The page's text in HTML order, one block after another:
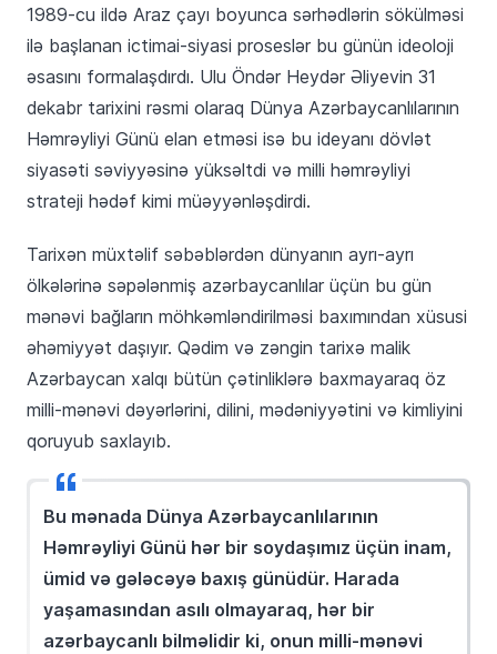
1989-cu ildə Araz çayı boyunca sərhədlərin sökülməsi
ilə başlanan ictimai-siyasi proseslər bu günün ideoloji
əsasını formalaşdırdı. Ulu Öndər Heydər Əliyevin 31
dekabr tarixini rəsmi olaraq Dünya Azərbaycanlılarının
Həmrəyliyi Günü elan etməsi isə bu ideyanı dövlət
siyasəti səviyyəsinə yüksəltdi və milli həmrəyliyi
strateji hədəf kimi müəyyənləşdirdi.
Tarixən müxtəlif səbəblərdən dünyanın ayrı-ayrı
ölkələrinə səpələnmiş azərbaycanlılar üçün bu gün
mənəvi bağların möhkəmləndirilməsi baxımından xüsusi
əhəmiyyət daşıyır. Qədim və zəngin tarixə malik
Azərbaycan xalqı bütün çətinliklərə baxmayaraq öz
milli-mənəvi dəyərlərini, dilini, mədəniyyətini və kimliyini
qoruyub saxlayıb.
Bu mənada Dünya Azərbaycanlılarının
Həmrəyliyi Günü hər bir soydaşımız üçün inam,
ümid və gələcəyə baxış günüdür. Harada
yaşamasından asılı olmayaraq, hər bir
azərbaycanlı bilməlidir ki, onun milli-mənəvi